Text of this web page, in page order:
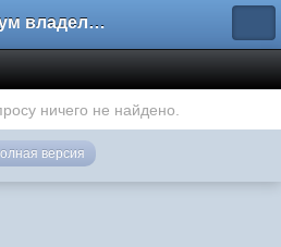
Форум владельцев интернет-магазинов
ничего не найдено.
версия